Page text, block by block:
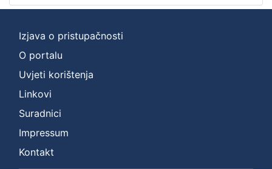
Izjava o pristupačnosti
O portalu
Uvjeti korištenja
Linkovi
Suradnici
Impressum
Kontakt